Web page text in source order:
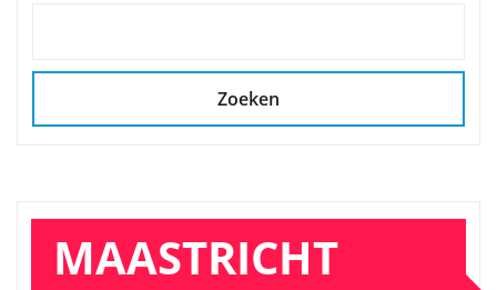
Zoeken
MAASTRICHT